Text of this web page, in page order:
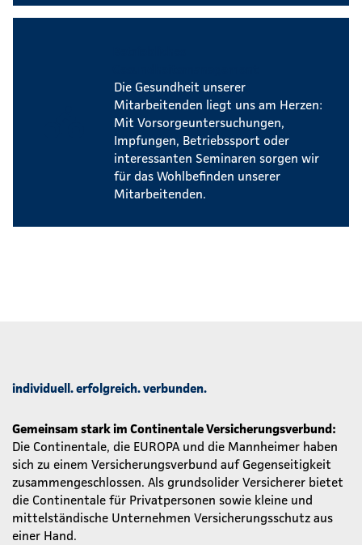
Die Gesundheit unserer
Mitarbeitenden liegt uns am Herzen:
Mit Vorsorgeuntersuchungen,
Impfungen, Betriebssport oder
interessanten Seminaren sorgen wir
für das Wohlbefinden unserer
Mitarbeitenden.
individuell. erfolgreich. verbunden.
Gemeinsam stark im Continentale Versicherungsverbund:
Die Continentale, die EUROPA und die Mannheimer haben
sich zu einem Versicherungsverbund auf Gegenseitigkeit
zusammengeschlossen. Als grundsolider Versicherer bietet
die Continentale für Privatpersonen sowie kleine und
mittelständische Unternehmen Versicherungsschutz aus
einer Hand.